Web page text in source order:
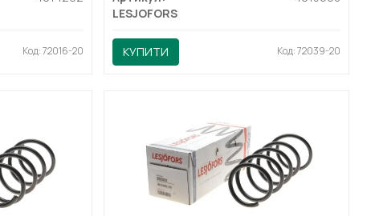
Код: 72016-20
LESJOFORS
КУПИТИ Код: 72039-20